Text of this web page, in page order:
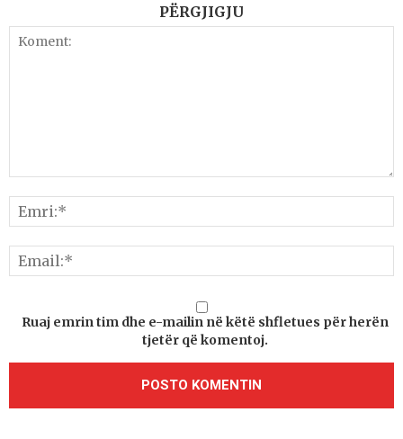
PËRGJIGJU
Ruaj emrin tim dhe e-mailin në këtë shfletues për herën
tjetër që komentoj.